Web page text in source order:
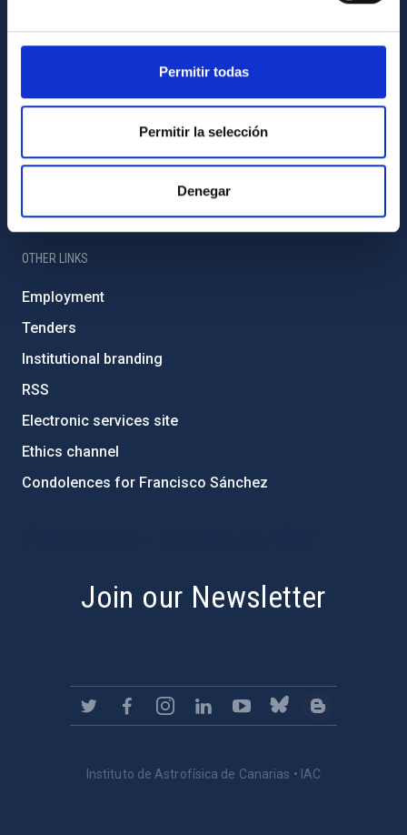
Permitir todas
Permitir la selección
Denegar
IAC PORTAL
Accessibility
OTHER LINKS
Employment
Tenders
Institutional branding
RSS
Electronic services site
Ethics channel
Condolences for Francisco Sánchez
Join our Newsletter
Instituto de Astrofísica de Canarias • IAC